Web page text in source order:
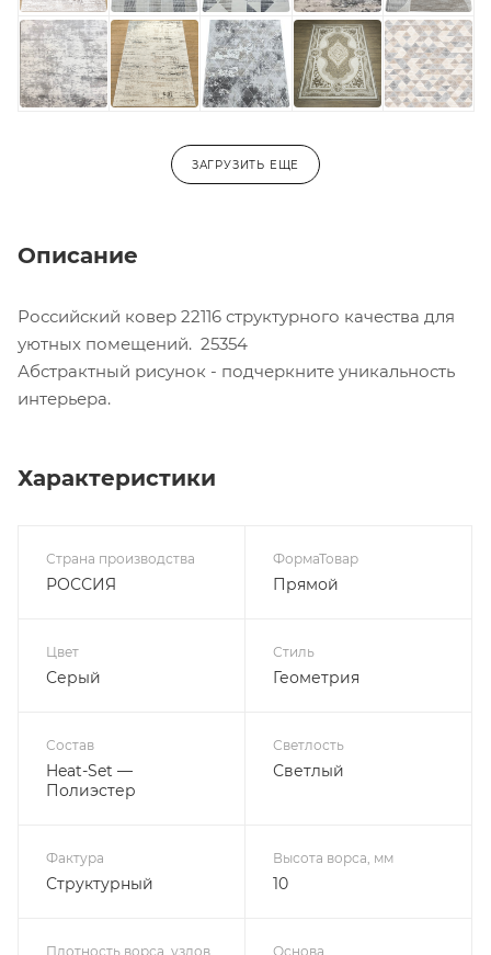
ЗАГРУЗИТЬ ЕЩЕ
Описание
Российский ковер 22116 структурного качества для
уютных помещений. 25354
Абстрактный рисунок - подчеркните уникальность
интерьера.
Характеристики
Страна производства
РОССИЯ
ФормаТовар
Прямой
Цвет
Серый
Стиль
Геометрия
Состав
Heat-Set —
Полиэстер
Светлость
Светлый
Фактура
Структурный
Высота ворса, мм
10
Плотность ворса, узлов Основа